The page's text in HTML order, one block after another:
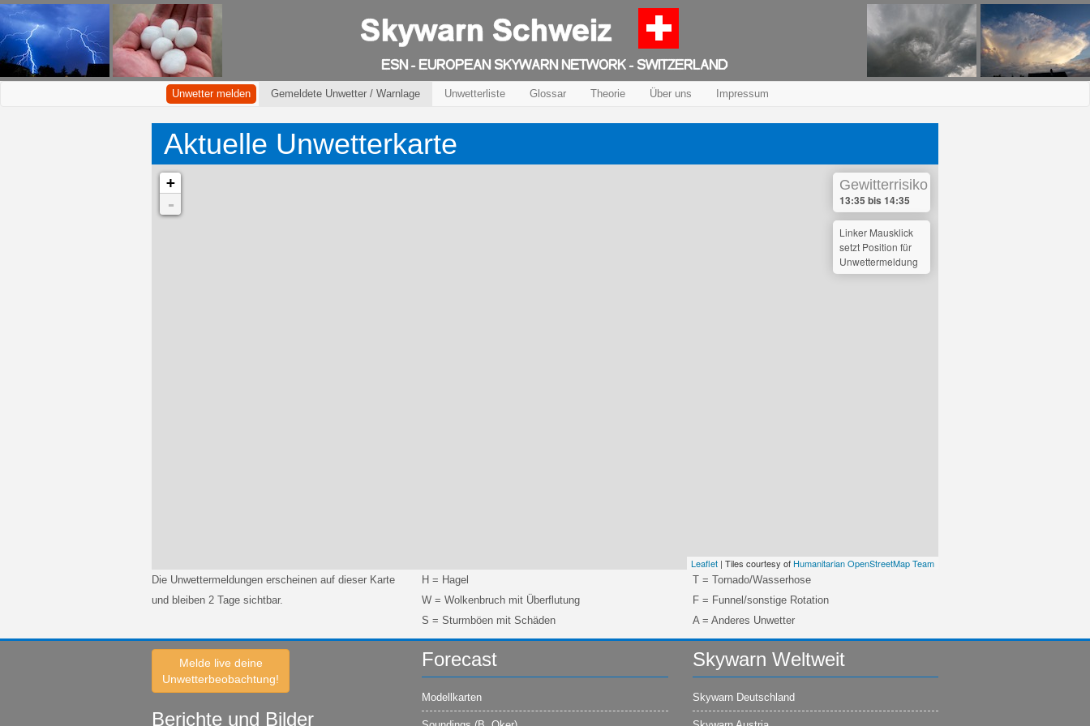
Unwetter melden Gemeldete Unwetter / Warnlage Unwetterliste Glossar Theorie Über uns Impressum
Aktuelle Unwetterkarte
+
-
Gewitterrisiko
13:35 bis 14:35
Linker Mausklick
setzt Position für
Unwettermeldung
Leaflet | Tiles courtesy of Humanitarian OpenStreetMap Team
Die Unwettermeldungen erscheinen auf dieser Karte
und bleiben 2 Tage sichtbar.
H = Hagel
W = Wolkenbruch mit Überflutung
S = Sturmböen mit Schäden
T = Tornado/Wasserhose
F = Funnel/sonstige Rotation
A = Anderes Unwetter
Melde live deine
Unwetterbeobachtung!
Berichte und Bilder
Forecast
Modellkarten
Skywarn Weltweit
Skywarn Deutschland